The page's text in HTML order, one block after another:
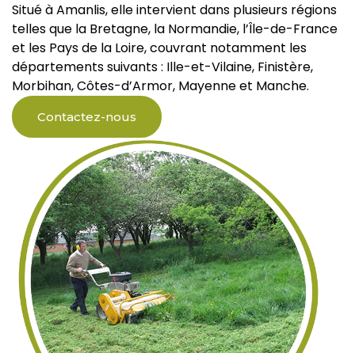
Situé à Amanlis, elle intervient dans plusieurs régions
telles que la Bretagne, la Normandie, l’Île-de-France
et les Pays de la Loire, couvrant notamment les
départements suivants : Ille-et-Vilaine, Finistère,
Morbihan, Côtes-d’Armor, Mayenne et Manche.
Contactez-nous